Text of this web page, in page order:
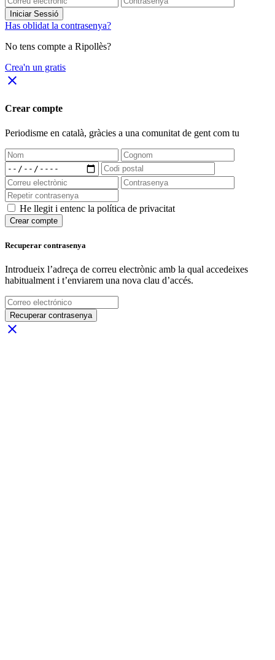
Iniciar Sessió
Has oblidat la contrasenya?
No tens compte a Ripollès?
Crea'n un gratis
close
Crear compte
Periodisme en català, gràcies a una comunitat de gent com tu
He llegit i entenc la política de privacitat
Crear compte
Recuperar contrasenya
Introdueix l’adreça de correu electrònic amb la qual accedeixes
habitualment i t’enviarem una nova clau d’accés.
Recuperar contrasenya
close